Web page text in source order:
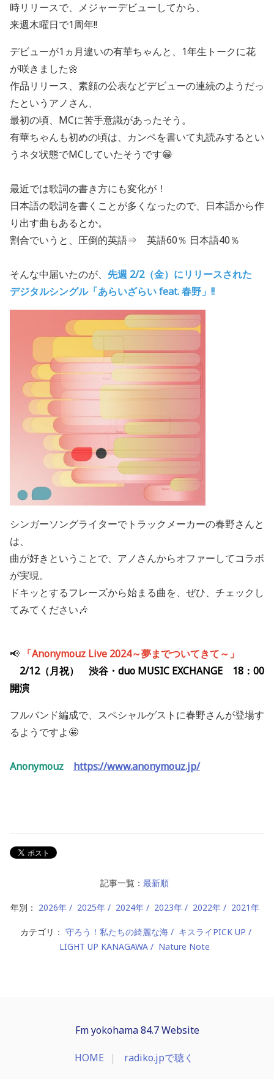
時リリースで、メジャーデビューしてから、
来週木曜日で1周年!!
デビューが1ヵ月違いの有華ちゃんと、1年生トークに花
が咲きました🌼
作品リリース、素顔の公表などデビューの連続のようだっ
たというアノさん、
最初の頃、MCに苦手意識があったそう。
有華ちゃんも初めの頃は、カンペを書いて丸読みするとい
うネタ状態でMCしていたそうです😁
最近では歌詞の書き方にも変化が！
日本語の歌詞を書くことが多くなったので、日本語から作
り出す曲もあるとか。
割合でいうと、圧倒的英語⇒ 英語60％ 日本語40％
そんな中届いたのが、 先週 2/2（金）にリリースされた
デジタルシングル「あらいざらい feat. 春野」!!
シンガーソングライターでトラックメーカーの春野さんと
は、
曲が好きということで、アノさんからオファーしてコラボ
が実現。
ドキッとするフレーズから始まる曲を、ぜひ、チェックし
てみてください🎶
📢 「Anonymouz Live 2024～夢までついてきて～」
2/12（月祝） 渋谷・duo MUSIC EXCHANGE 18：00
開演
フルバンド編成で、スペシャルゲストに春野さんが登場す
るようですよ🤩
Anonymouz https://www.anonymouz.jp/
記事一覧： 最新順
年別： 2026年 2025年 2024年 2023年 2022年 2021年
カテゴリ： 守ろう！私たちの綺麗な海
キスライPICK UP
LIGHT UP KANAGAWA
Nature Note
Fm yokohama 84.7 Website
HOME radiko.jpで聴く